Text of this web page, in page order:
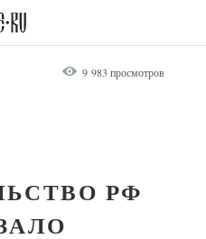
9 983 просмотров
РФ